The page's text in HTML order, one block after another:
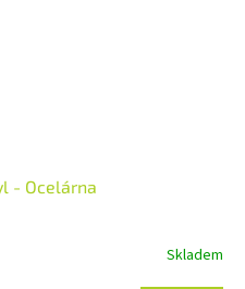
- Ocelárna
Skladem